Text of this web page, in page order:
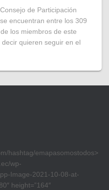
de Participación
encuentran entre los 309
los miembros de este
quieren seguir en el
hashtag/emapasomostodos>
wp-
Image-2021-10-08-at-
height=”164″